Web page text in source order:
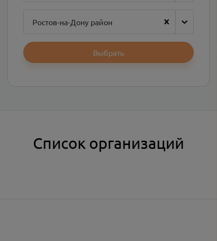
Ростов-на-Дону район
Выбрать
Список организаций